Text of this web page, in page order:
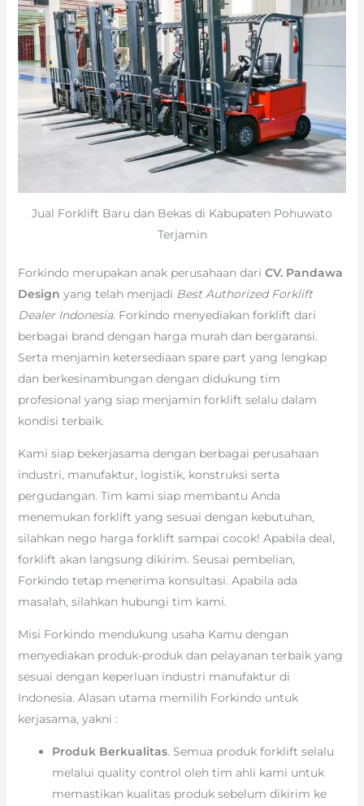
Jual Forklift Baru dan Bekas di Kabupaten Pohuwato
Terjamin
Forkindo merupakan anak perusahaan dari CV. Pandawa
Design yang telah menjadi Best Authorized Forklift
Dealer Indonesia. Forkindo menyediakan forklift dari
berbagai brand dengan harga murah dan bergaransi.
Serta menjamin ketersediaan spare part yang lengkap
dan berkesinambungan dengan didukung tim
profesional yang siap menjamin forklift selalu dalam
kondisi terbaik.
Kami siap bekerjasama dengan berbagai perusahaan
industri, manufaktur, logistik, konstruksi serta
pergudangan. Tim kami siap membantu Anda
menemukan forklift yang sesuai dengan kebutuhan,
silahkan nego harga forklift sampai cocok! Apabila deal,
forklift akan langsung dikirim. Seusai pembelian,
Forkindo tetap menerima konsultasi. Apabila ada
masalah, silahkan hubungi tim kami.
Misi Forkindo mendukung usaha Kamu dengan
menyediakan produk-produk dan pelayanan terbaik yang
sesuai dengan keperluan industri manufaktur di
Indonesia. Alasan utama memilih Forkindo untuk
kerjasama, yakni :
Produk Berkualitas. Semua produk forklift selalu
melalui quality control oleh tim ahli kami untuk
memastikan kualitas produk sebelum dikirim ke